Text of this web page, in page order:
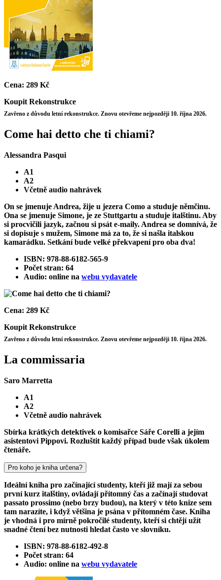
Cena: 289 Kč
Koupit Rekonstrukce
Zavřeno z důvodu letní rekonstrukce. Znovu otevřeme nejpozději 10. října 2026.
Come hai detto che ti chiami?
Alessandra Pasqui
A1
A2
Včetně audio nahrávek
On se jmenuje Andrea, žije u jezera Como a studuje němčinu.
Ona se jmenuje Simone, je ze Stuttgartu a studuje italštinu. Aby
si procvičili jazyk, začnou si psát e-maily. Andrea se domnívá, že
si dopisuje s mužem, Simone má za to, že si našla italskou
kamarádku. Setkání bude velké překvapení pro oba dva!
ISBN: 978-88-6182-565-9
Počet stran: 64
Audio: online na webu vydavatele
Cena: 289 Kč
Koupit Rekonstrukce
Zavřeno z důvodu letní rekonstrukce. Znovu otevřeme nejpozději 10. října 2026.
La commissaria
Saro Marretta
A1
A2
Včetně audio nahrávek
Sbírka krátkých detektivek o komisařce Sáře Corelli a jejím
asistentovi Pippovi. Rozluštit každý případ bude však úkolem
čtenáře.
Pro koho je kniha určena?
Ideální kniha pro začínající studenty, kteří již mají za sebou
první kurz italštiny, ovládají přítomný čas a začínají studovat
passato prossimo (nebo brzy budou), na který v této knize sem
tam narazíte, i když většina je psána v přítomném čase. Kniha
je vhodná i pro mírně pokročilé studenty, kteří si chtějí užít
snadné čtení bez nutnosti hledat často ve slovníku.
ISBN: 978-88-6182-492-8
Počet stran: 64
Audio: online na webu vydavatele